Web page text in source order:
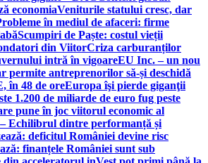
economiaVeniturile statului cresc, dar
în mediul de afaceri: firme
Scumpiri de Paște: costul vieții
din ViitorCriza carburanților
intră în vigoareEU Inc. – un nou
permite antreprenorilor să-și deschidă
în 48 de oreEuropa îşi pierde giganţii
1.200 de miliarde de euro fug peste
pune în joc viitorul economic al
Echilibrul dintre performanță și
deficitul României devine risc
finanțele României sunt sub